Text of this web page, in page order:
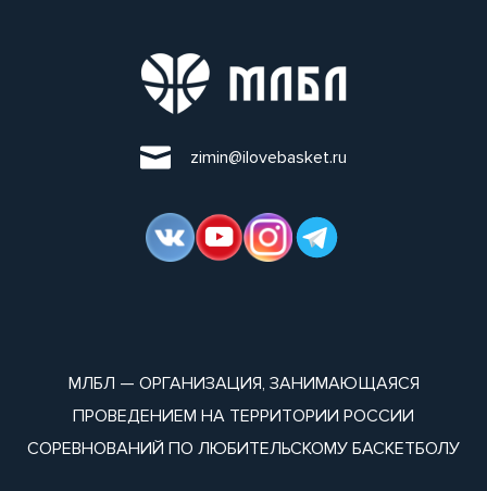
zimin@ilovebasket.ru
МЛБЛ — ОРГАНИЗАЦИЯ, ЗАНИМАЮЩАЯСЯ
ПРОВЕДЕНИЕМ НА ТЕРРИТОРИИ РОССИИ
СОРЕВНОВАНИЙ ПО ЛЮБИТЕЛЬСКОМУ БАСКЕТБОЛУ